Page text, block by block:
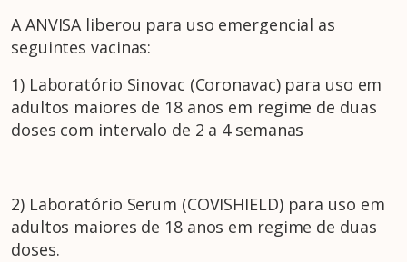
A ANVISA liberou para uso emergencial as
seguintes vacinas:
1) Laboratório Sinovac (Coronavac) para uso em
adultos maiores de 18 anos em regime de duas
doses com intervalo de 2 a 4 semanas
2) Laboratório Serum (COVISHIELD) para uso em
adultos maiores de 18 anos em regime de duas
doses.